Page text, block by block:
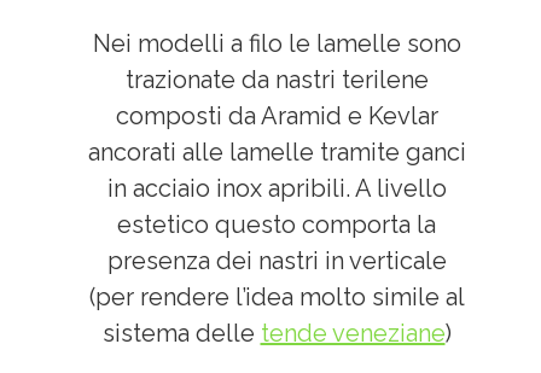
Nei modelli a filo le lamelle sono
trazionate da nastri terilene
composti da Aramid e Kevlar
ancorati alle lamelle tramite ganci
in acciaio inox apribili. A livello
estetico questo comporta la
presenza dei nastri in verticale
(per rendere l’idea molto simile al
sistema delle tende veneziane)